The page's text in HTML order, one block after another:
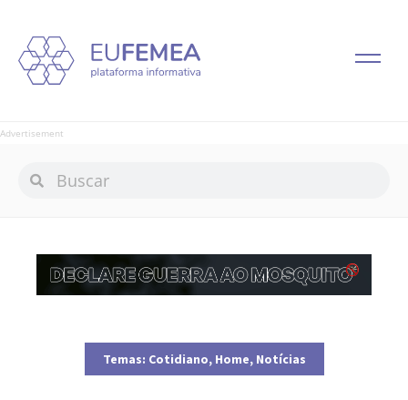
Advertisement
Temas: Cotidiano, Home, Notícias